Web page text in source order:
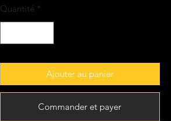
Quantité *
Ajouter au panier
Commander et payer